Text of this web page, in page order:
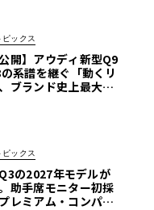
ックス
公開】アウディ新型Q9
系譜を継ぐ「動くリ
ブランド史上最大のS
ックス
の2027年モデルが
助手席モニター初採
レミアム・コンパク